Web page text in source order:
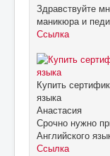
Здравствуйте
маникюра и
Ссылка
Купить
языка
Анастасия
Срочно нужно
Английского
Ссылка